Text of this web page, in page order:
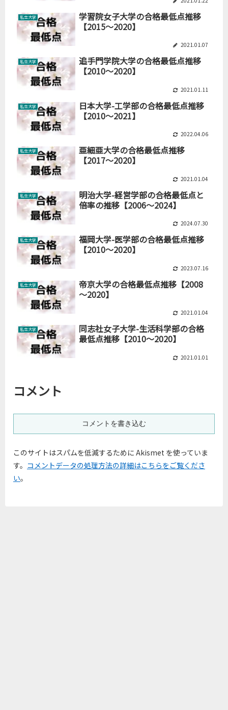
私立大学
学習院女子大学の合格最低点推移
【2015～2020】
2021.01.07
私立大学
追手門学院大学の合格最低点推移
【2010～2020】
2021.01.11
私立大学
日本大学-工学部の合格最低点推移
【2010～2021】
2022.04.06
私立大学
亜細亜大学の合格最低点推移
【2017～2020】
2021.01.04
私立大学
明治大学-経営学部の合格最低点と
倍率の推移【2006～2024】
2024.07.30
私立大学
福岡大学-医学部の合格最低点推移
【2010～2020】
2023.07.16
私立大学
帝京大学の合格最低点推移【2008
～2020】
2021.01.04
私立大学
同志社女子大学-生活科学部の合格
最低点推移【2010～2020】
2021.01.01
コメント
コメントを書き込む
このサイトはスパムを低減するために Akismet を使っていま
す。 コメントデータの処理方法の詳細はこちらをご覧くださ
い。